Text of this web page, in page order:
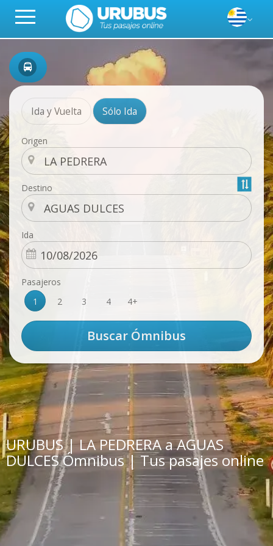
Ida y Vuelta Sólo Ida
Origen
Destino
Ida
Pasajeros
1
2 3 4 4+
URUBUS | LA PEDRERA a AGUAS
DULCES Ómnibus | Tus pasajes online